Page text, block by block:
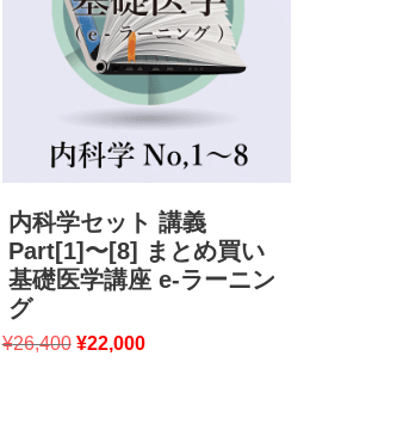
内科学セット 講義
Part[1]〜[8] まとめ買い
基礎医学講座 e-ラーニン
グ
¥26,400 ¥22,000